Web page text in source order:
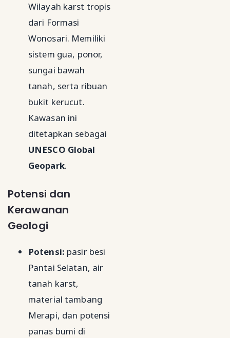
Wilayah karst tropis
dari Formasi
Wonosari. Memiliki
sistem gua, ponor,
sungai bawah
tanah, serta ribuan
bukit kerucut.
Kawasan ini
ditetapkan sebagai
UNESCO Global
Geopark.
Potensi dan
Kerawanan
Geologi
Potensi: pasir besi
Pantai Selatan, air
tanah karst,
material tambang
Merapi, dan potensi
panas bumi di